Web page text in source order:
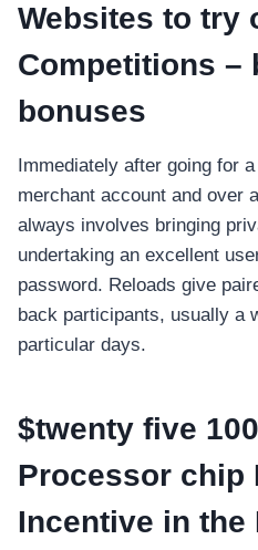
Websites to try
Competitions –
bonuses
Immediately after going for
merchant account and over
always involves bringing
undertaking an excellent
password. Reloads give
back participants, usually a
particular days.
$twenty five
Processor chip
Incentive in the